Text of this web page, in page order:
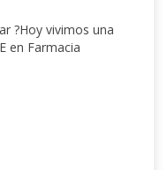
?Hoy vivimos una
en Farmacia